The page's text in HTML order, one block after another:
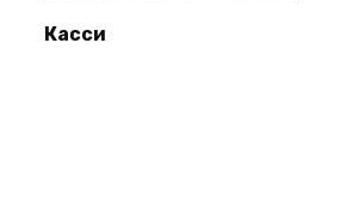
Касси